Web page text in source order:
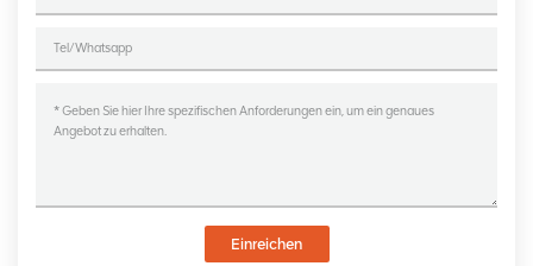
Einreichen